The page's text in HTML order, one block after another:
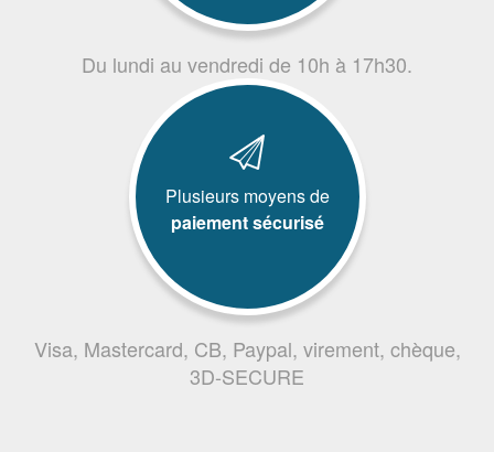
Du lundi au vendredi de 10h à 17h30.
Plusieurs moyens de
paiement sécurisé
Visa, Mastercard, CB, Paypal, virement, chèque,
3D-SECURE